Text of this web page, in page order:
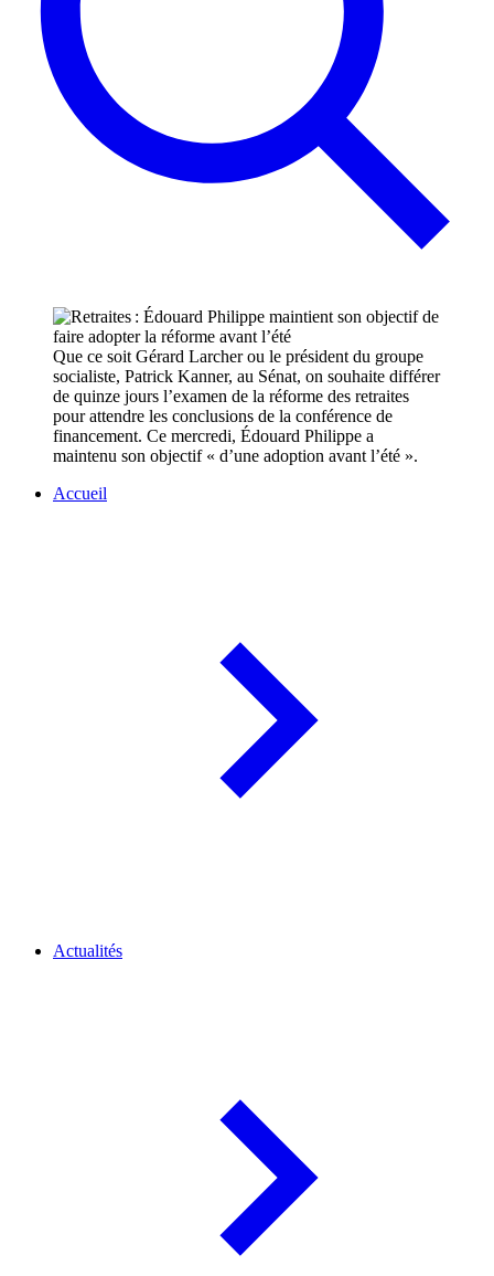
Que ce soit Gérard Larcher ou le président du groupe
socialiste, Patrick Kanner, au Sénat, on souhaite différer
de quinze jours l’examen de la réforme des retraites
pour attendre les conclusions de la conférence de
financement. Ce mercredi, Édouard Philippe a
maintenu son objectif « d’une adoption avant l’été ».
Accueil
Actualités